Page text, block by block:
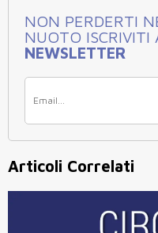
NON PERDERTI
NUOTO ISCRIVITI
NEWSLETTER
Articoli Correlati